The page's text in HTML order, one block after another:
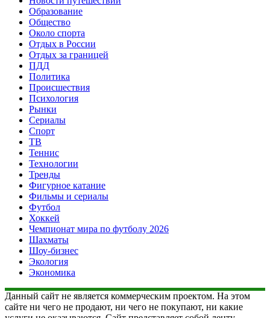
Образование
Общество
Около спорта
Отдых в России
Отдых за границей
ПДД
Политика
Происшествия
Психология
Рынки
Сериалы
Спорт
ТВ
Теннис
Технологии
Тренды
Фигурное катание
Фильмы и сериалы
Футбол
Хоккей
Чемпионат мира по футболу 2026
Шахматы
Шоу-бизнес
Экология
Экономика
Данный сайт не является коммерческим проектом. На этом
сайте ни чего не продают, ни чего не покупают, ни какие